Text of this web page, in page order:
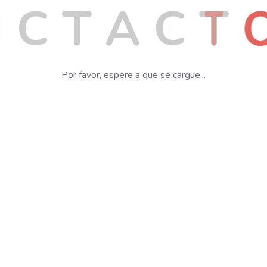
C T A C T
Por favor, espere a que se cargue...